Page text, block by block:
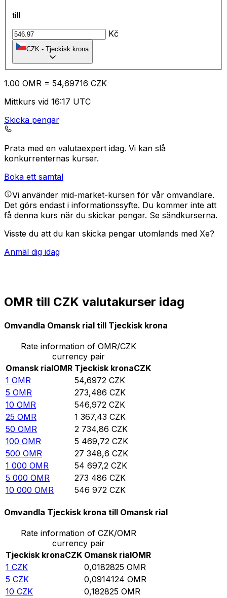
till
Kč
CZK - Tjeckisk krona
1.00 OMR = 54,69716 CZK
Mittkurs vid 16:17 UTC
Skicka pengar
Prata med en valutaexpert idag. Vi kan slå
konkurrenternas kurser.
Boka ett samtal
Vi använder mid-market-kursen för vår omvandlare.
Det görs endast i informationssyfte. Du kommer inte att
få denna kurs när du skickar pengar. Se sändkurserna.
Visste du att du kan skicka pengar utomlands med Xe?
Anmäl dig idag
OMR till CZK valutakurser idag
Omvandla Omansk rial till Tjeckisk krona
Rate information of OMR/CZK
currency pair
Omansk rialOMR Tjeckisk kronaCZK
1 OMR 54,6972 CZK
5 OMR 273,486 CZK
10 OMR 546,972 CZK
25 OMR 1 367,43 CZK
50 OMR 2 734,86 CZK
100 OMR 5 469,72 CZK
500 OMR 27 348,6 CZK
1 000 OMR 54 697,2 CZK
5 000 OMR 273 486 CZK
10 000 OMR 546 972 CZK
Omvandla Tjeckisk krona till Omansk rial
Rate information of CZK/OMR
currency pair
Tjeckisk kronaCZK Omansk rialOMR
1 CZK 0,0182825 OMR
5 CZK 0,0914124 OMR
10 CZK 0,182825 OMR